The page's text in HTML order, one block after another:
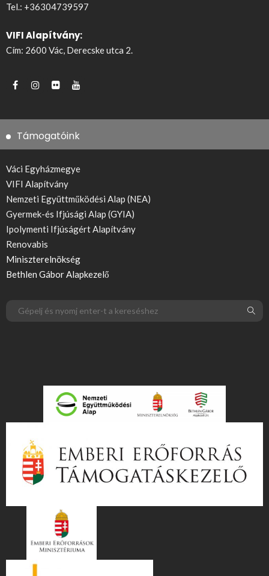
Tel.: +36304739597
VIFI Alapítvány:
Cím: 2600 Vác, Derecske utca 2.
Támogatóink
Váci Egyházmegye
VIFI Alapítvány
Nemzeti Együttműködési Alap (NEA)
Gyermek-és Ifjúsági Alap (GYIA)
Ipolymenti Ifjúságért Alapítvány
Renovabis
Miniszterelnökség
Bethlen Gábor Alapkezelő